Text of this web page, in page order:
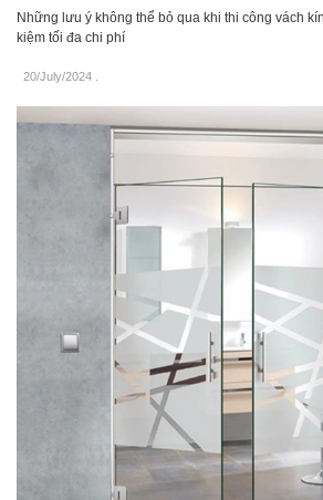
Những lưu ý không thể bỏ qua khi thi công vách
kiệm tối đa chi phí
20/July/2024